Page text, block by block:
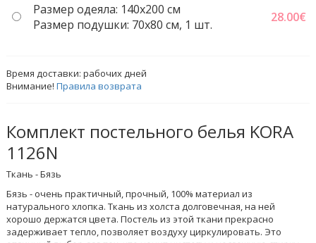
Размер одеяла: 140x200 см
Размер подушки: 70x80 см, 1 шт.
28.00€
Время доставки:рабочих дней
Внимание!Правила возврата
Комплект постельного белья KORA
1126N
Ткань - Бязь
Бязь - очень практичный, прочный, 100% материал из
натурального хлопка. Ткань из холста долговечная, на ней
хорошо держатся цвета. Постель из этой ткани прекрасно
задерживает тепло, позволяет воздуху циркулировать. Это